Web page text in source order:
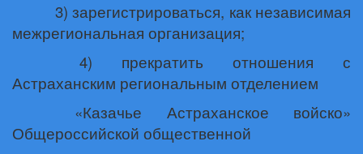
3) зарегистрироваться, как независимая
межрегиональная организация;
4) прекратить отношения с
Астраханским региональным отделением
«Казачье Астраханское войско»
Общероссийской общественной